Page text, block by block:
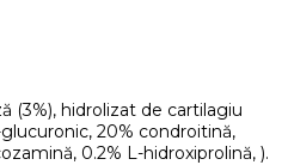
(3%), hidrolizat de cartilagiu
20% condroitină,
0.2% L-hidroxiprolină, ).